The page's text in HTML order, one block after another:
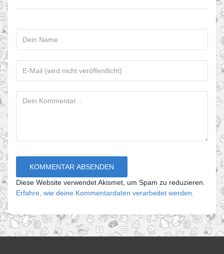
Diese Website verwendet Akismet, um Spam zu reduzieren.
Erfahre, wie deine Kommentardaten verarbeitet werden.